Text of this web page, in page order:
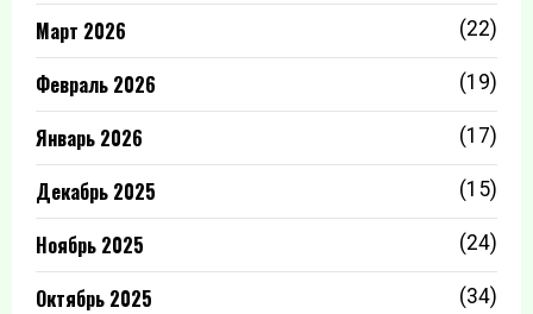
Март 2026 (22)
Февраль 2026 (19)
Январь 2026 (17)
Декабрь 2025 (15)
Ноябрь 2025 (24)
Октябрь 2025 (34)